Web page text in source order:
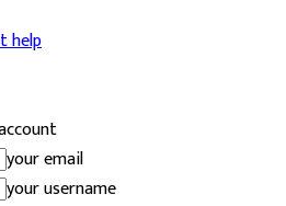
help
your email
your username